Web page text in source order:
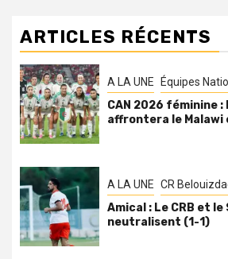
ARTICLES RÉCENTS
A LA UNE Équipes
CAN 2026 féminine :
affrontera le Malawi
A LA UNE CR
Amical : Le CRB et
neutralisent (1-1)